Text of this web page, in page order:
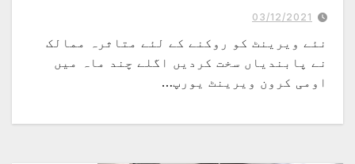
03/12/2021
نئے ویرینٹ کو روکنے کے لئے متاثرہ ممالک
نے پابندیاں سخت کردیں اگلے چند ماہ میں
اومی کرون ویرینٹ یورپ…